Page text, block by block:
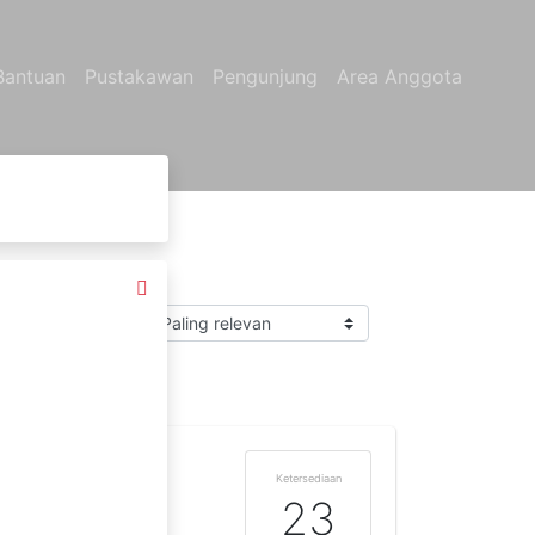
Pustakawan Pengunjung Area Anggota
Ketersediaan
23